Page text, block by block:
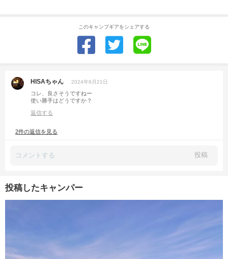
このキャンプギアをシェアする
HISAちゃん 2024年9月21日
コレ、良さそうですねー
使い勝手はどうですか？
返信する
2件の返信を見る
投稿
投稿したキャンパー